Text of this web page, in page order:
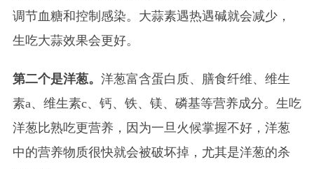
调节血糖和控制感染。大蒜素遇热遇碱就会减少，
生吃大蒜效果会更好。
第二个是洋葱。 洋葱富含蛋白质、膳食纤维、维生
素a、维生素c、钙、铁、镁、磷基等营养成分。生吃
洋葱比熟吃更营养，因为一旦火候掌握不好，洋葱
中的营养物质很快就会被破坏掉，尤其是洋葱的杀